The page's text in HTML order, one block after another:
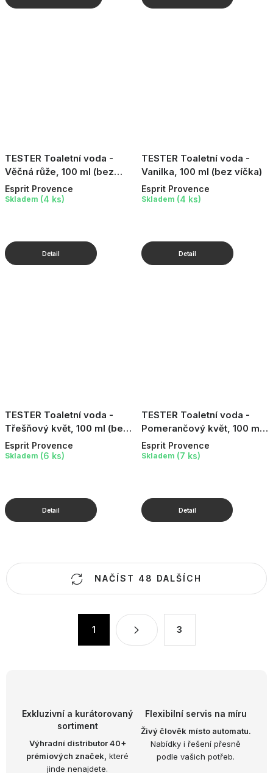
TESTER Toaletní voda -
Věčná růže, 100 ml (bez
víčka)
Esprit Provence
Skladem (4 ks)
TESTER Toaletní voda -
Vanilka, 100 ml (bez víčka)
Esprit Provence
Skladem (4 ks)
TESTER Toaletní voda -
Třešňový květ, 100 ml (bez
víčka)
Esprit Provence
Skladem (6 ks)
TESTER Toaletní voda -
Pomerančový květ, 100 ml
(bez víčka)
Esprit Provence
Skladem (7 ks)
O
v
NAČÍST 48 DALŠÍCH
1 3
Exkluzivní a kurátorovaný
sortiment
Výhradní distributor 40+
prémiových značek, které
jinde nenajdete.
Flexibilní servis na míru
Živý člověk místo automatu.
Nabídky i řešení přesně
podle vašich potřeb.